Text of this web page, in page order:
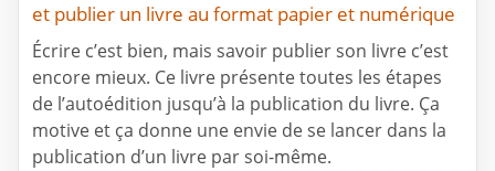
et publier un livre au format papier et numérique
Écrire c’est bien, mais savoir publier son livre c’est
encore mieux. Ce livre présente toutes les étapes
de l’autoédition jusqu’à la publication du livre. Ça
motive et ça donne une envie de se lancer dans la
publication d’un livre par soi-même.